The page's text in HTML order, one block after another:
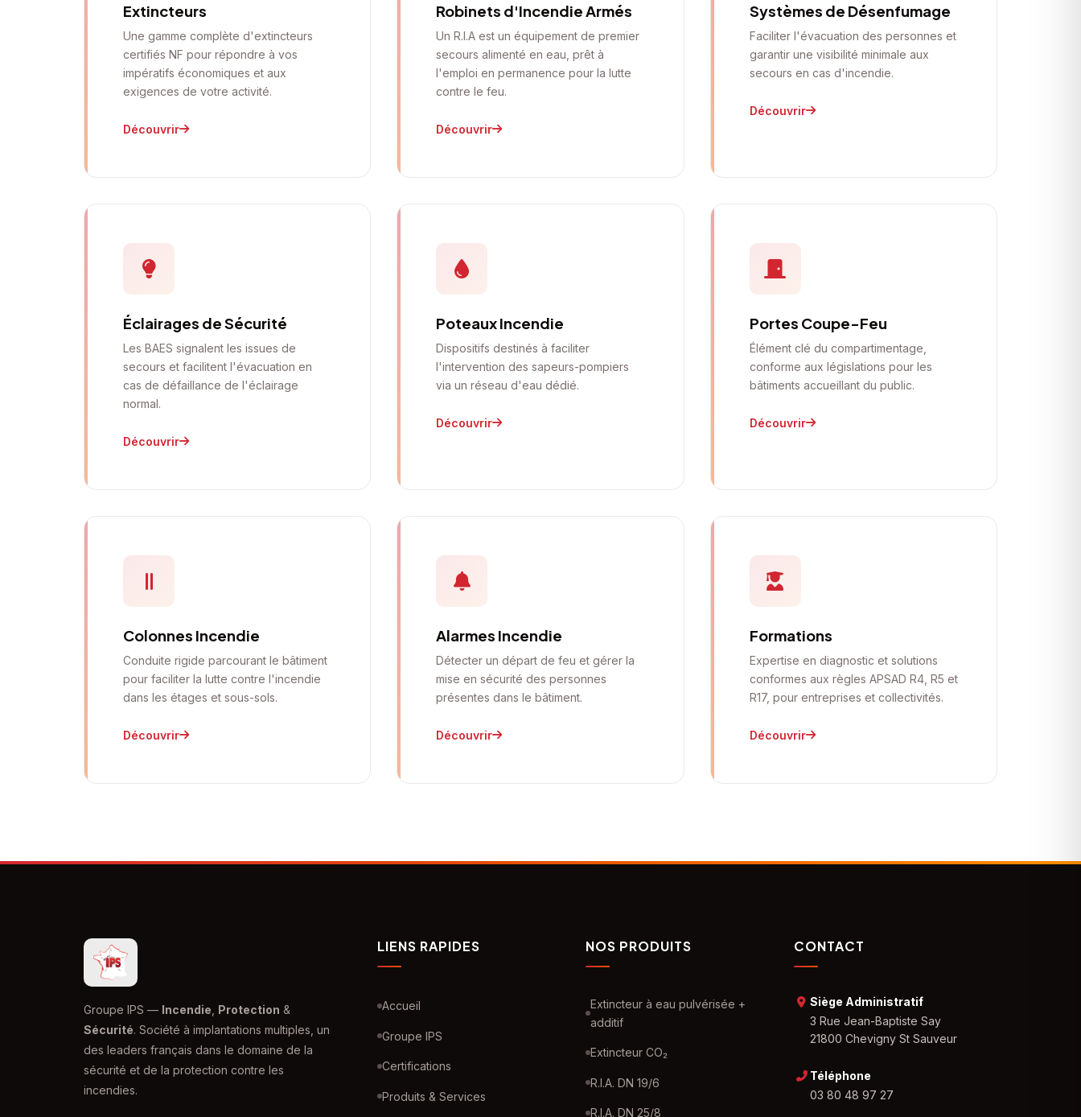
Extincteurs
Une gamme complète d'extincteurs
certifiés NF pour répondre à vos
impératifs économiques et aux
exigences de votre activité.
Découvrir
Robinets d'Incendie Armés
Un R.I.A est un équipement de premier
secours alimenté en eau, prêt à
l'emploi en permanence pour la lutte
contre le feu.
Découvrir
Systèmes de Désenfumage
Faciliter l'évacuation des personnes et
garantir une visibilité minimale aux
secours en cas d'incendie.
Découvrir
Éclairages de Sécurité
Les BAES signalent les issues de
secours et facilitent l'évacuation en
cas de défaillance de l'éclairage
normal.
Découvrir
Poteaux Incendie
Dispositifs destinés à faciliter
l'intervention des sapeurs-pompiers
via un réseau d'eau dédié.
Découvrir
Portes Coupe-Feu
Élément clé du compartimentage,
conforme aux législations pour les
bâtiments accueillant du public.
Découvrir
Colonnes Incendie
Conduite rigide parcourant le bâtiment
pour faciliter la lutte contre l'incendie
dans les étages et sous-sols.
Découvrir
Alarmes Incendie
Détecter un départ de feu et gérer la
mise en sécurité des personnes
présentes dans le bâtiment.
Découvrir
Formations
Expertise en diagnostic et solutions
conformes aux règles APSAD R4, R5 et
R17, pour entreprises et collectivités.
Découvrir
Groupe IPS — Incendie Protection &
Sécurité. Société à implantations multiples, un
des leaders français dans le domaine de la
sécurité et de la protection contre les
incendies.
LIENS RAPIDES
Accueil
Groupe IPS
Certifications
Produits & Services
NOS PRODUITS
Extincteur à eau pulvérisée +
additif
Extincteur CO₂
R.I.A. DN 19/6
R.I.A. DN 25/8
CONTACT
Siège Administratif
3 Rue Jean-Baptiste Say
21800 Chevigny St Sauveur
Téléphone
03 80 48 97 27